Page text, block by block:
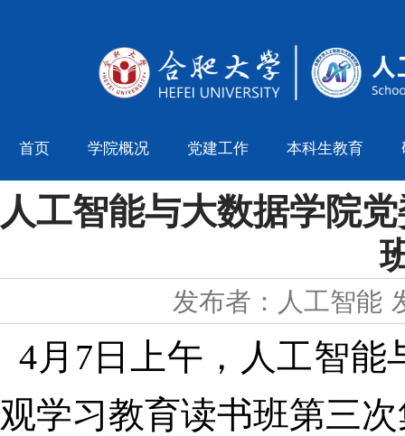
首页 学院概况 党建工作 本科生教育
人工智能与大数据学院
发布者：人工智能
4月7日上午，人工智
观学习教育读书班第三